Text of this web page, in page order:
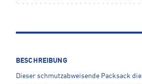
BESCHREIBUNG
Dieser schmutzabweisende Packsack